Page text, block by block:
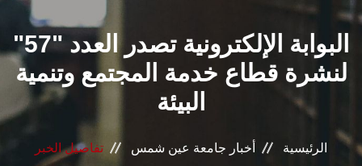
الشئون الأكاديمية
البحث العلمي
البوابة الإلكترونية تصدر العدد "57"
لنشرة قطاع خدمة المجتمع وتنمية
البيئة
الرئيسية أخبار جامعة عين شمس تفاصيل الخبر